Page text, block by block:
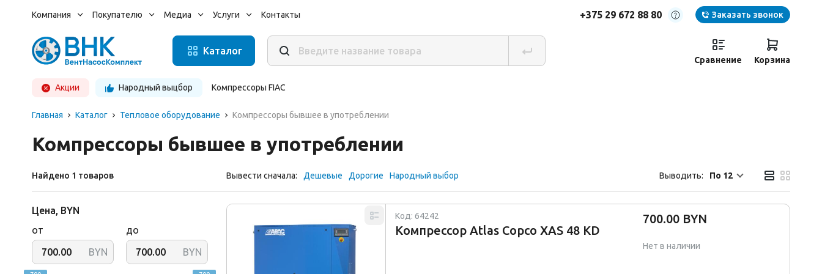
Компания
О компании
Отзывы
Покупателю
Сервисный центр
Медиа
Статьи
Новости
Услуги
компрессоров
Контакты +375 29 672 88 80
Компания «ВЕНТНАСОСКОМПЛЕКТ»
220138, г. Минск, ул. Карвата, 73, к.1, офис 8
Заказать звонок
Каталог
Сравнение Корзина
Акции Народный выцбор Компрессоры FIAC
Главная Каталог Тепловое оборудование Компрессоры бывшее в употреблении
Компрессоры бывшее в употреблении
Найдено 1 товаров Вывести сначала: Дешевые Дорогие Народный выбор Выводить: По 12
Цена, BYN
от
BYN
до
BYN
Код: 64242
Компрессор Atlas Copco XAS 48 KD
700.00 BYN
Нет в наличии